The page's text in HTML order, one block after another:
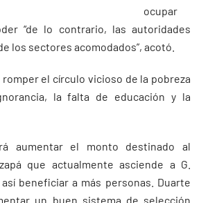
ocupar
“de lo contrario, las autoridades
los sectores acomodados”, acotó.
el círculo vicioso de la pobreza
la falta de educación y la
aumentar el monto destinado al
que actualmente asciende a G.
beneficiar a más personas. Duarte
un buen sistema de selección